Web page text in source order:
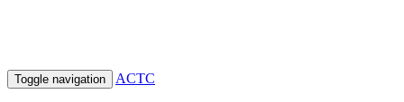
Toggle navigation ACTC